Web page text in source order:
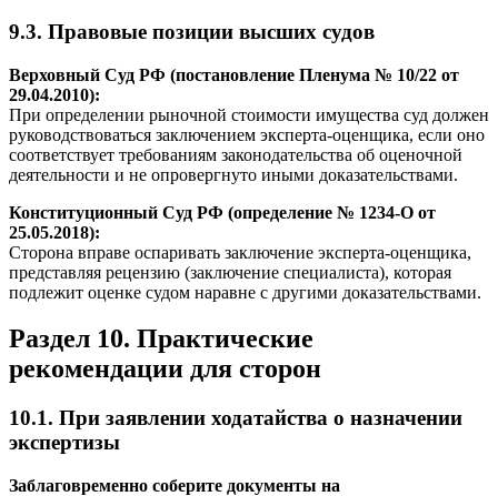
9.3. Правовые позиции высших судов
Верховный Суд РФ (постановление Пленума № 10/22 от
29.04.2010):
При определении рыночной стоимости имущества суд должен
руководствоваться заключением эксперта-оценщика, если оно
соответствует требованиям законодательства об оценочной
деятельности и не опровергнуто иными доказательствами.
Конституционный Суд РФ (определение № 1234-О от
25.05.2018):
Сторона вправе оспаривать заключение эксперта-оценщика,
представляя рецензию (заключение специалиста), которая
подлежит оценке судом наравне с другими доказательствами.
Раздел 10. Практические
рекомендации для сторон
10.1. При заявлении ходатайства о назначении
экспертизы
Заблаговременно соберите документы на